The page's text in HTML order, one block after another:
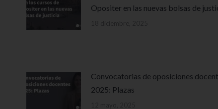
Opositer en las nuevas bolsas de
Convocatorias de oposiciones
2025: Plazas